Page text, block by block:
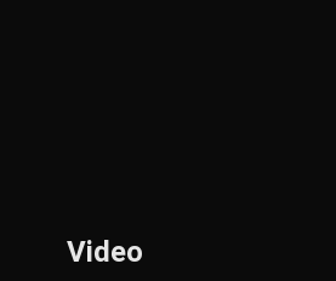
Video